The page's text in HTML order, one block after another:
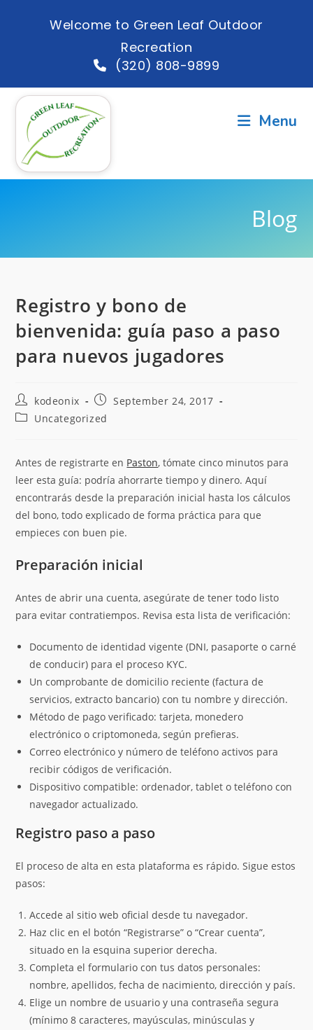
Welcome to Green Leaf Outdoor
Recreation
(320) 808-9899
Menu
Blog
Registro y bono de
bienvenida: guía paso a paso
para nuevos jugadores
kodeonix
September 24, 2017
Uncategorized
Antes de registrarte en Paston, tómate cinco minutos para
leer esta guía: podría ahorrarte tiempo y dinero. Aquí
encontrarás desde la preparación inicial hasta los cálculos
del bono, todo explicado de forma práctica para que
empieces con buen pie.
Preparación inicial
Antes de abrir una cuenta, asegúrate de tener todo listo
para evitar contratiempos. Revisa esta lista de verificación:
Documento de identidad vigente (DNI, pasaporte o carné
de conducir) para el proceso KYC.
Un comprobante de domicilio reciente (factura de
servicios, extracto bancario) con tu nombre y dirección.
Método de pago verificado: tarjeta, monedero
electrónico o criptomoneda, según prefieras.
Correo electrónico y número de teléfono activos para
recibir códigos de verificación.
Dispositivo compatible: ordenador, tablet o teléfono con
navegador actualizado.
Registro paso a paso
El proceso de alta en esta plataforma es rápido. Sigue estos
pasos:
Accede al sitio web oficial desde tu navegador.
Haz clic en el botón “Registrarse” o “Crear cuenta”,
situado en la esquina superior derecha.
Completa el formulario con tus datos personales:
nombre, apellidos, fecha de nacimiento, dirección y país.
Elige un nombre de usuario y una contraseña segura
(mínimo 8 caracteres, mayúsculas, minúsculas y